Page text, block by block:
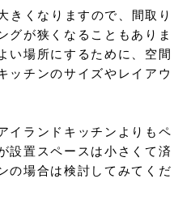
きくなりますので、間取り
グが狭くなることもありま
い場所にするために、空間
ッチンのサイズやレイアウ
イランドキッチンよりもペ
設置スペースは小さくて済
の場合は検討してみてくだ